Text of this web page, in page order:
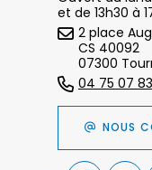
et de 13h30 à
2 place
CS 40092
07300
04 75 07
NOUS